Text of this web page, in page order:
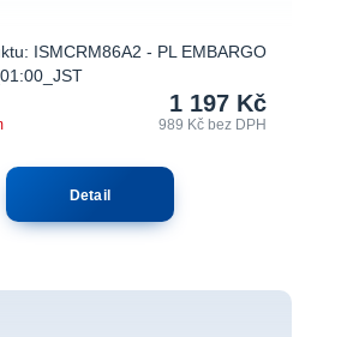
ISMCRM86A2 - PL EMBARGO
1 197 Kč
989 Kč bez DPH
Detail